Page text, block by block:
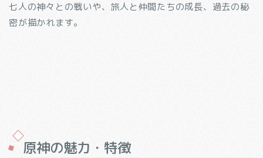
七人の神々との戦いや、旅人と仲間たちの成長、過去の秘
密が描かれます。
原神の魅力・特徴